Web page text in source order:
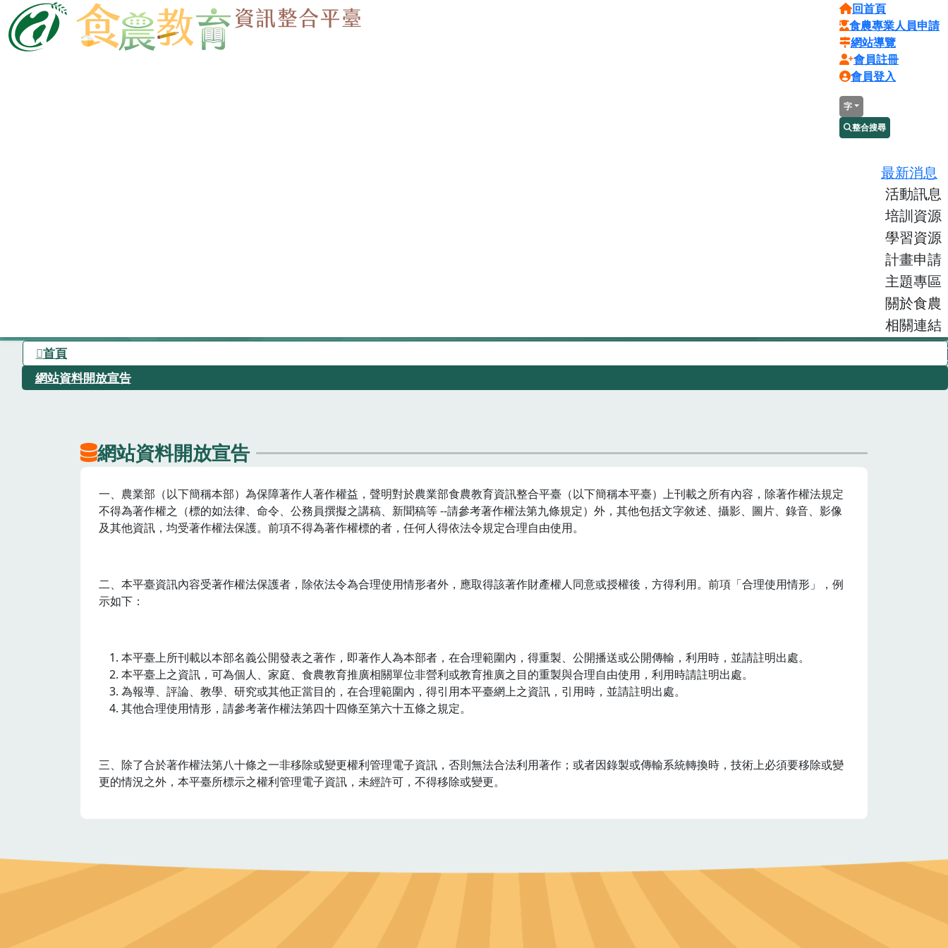
回首頁
食農專業人員申請
網站導覽
會員註冊
會員登入
字
整合搜尋
最新消息
活動訊息
培訓資源
學習資源
計畫申請
主題專區
關於食農
相關連結
首頁
網站資料開放宣告
網站資料開放宣告
一、農業部（以下簡稱本部）為保障著作人著作權益，聲明對於農業部食農教育資訊整合平臺（以下簡稱本平臺）上刊載之所有內容，除著作權法規定
不得為著作權之（標的如法律、命令、公務員撰擬之講稿、新聞稿等 --請參考著作權法第九條規定）外，其他包括文字敘述、攝影、圖片、錄音、影像
及其他資訊，均受著作權法保護。前項不得為著作權標的者，任何人得依法令規定合理自由使用。
二、本平臺資訊內容受著作權法保護者，除依法令為合理使用情形者外，應取得該著作財產權人同意或授權後，方得利用。前項「合理使用情形」，例
示如下：
本平臺上所刊載以本部名義公開發表之著作，即著作人為本部者，在合理範圍內，得重製、公開播送或公開傳輸，利用時，並請註明出處。
本平臺上之資訊，可為個人、家庭、食農教育推廣相關單位非營利或教育推廣之目的重製與合理自由使用，利用時請註明出處。
為報導、評論、教學、研究或其他正當目的，在合理範圍內，得引用本平臺網上之資訊，引用時，並請註明出處。
其他合理使用情形，請參考著作權法第四十四條至第六十五條之規定。
三、除了合於著作權法第八十條之一非移除或變更權利管理電子資訊，否則無法合法利用著作；或者因錄製或傳輸系統轉換時，技術上必須要移除或變
更的情況之外，本平臺所標示之權利管理電子資訊，未經許可，不得移除或變更。